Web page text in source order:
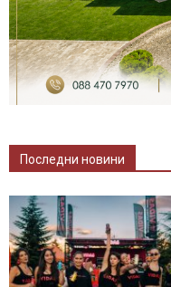
Последни новини